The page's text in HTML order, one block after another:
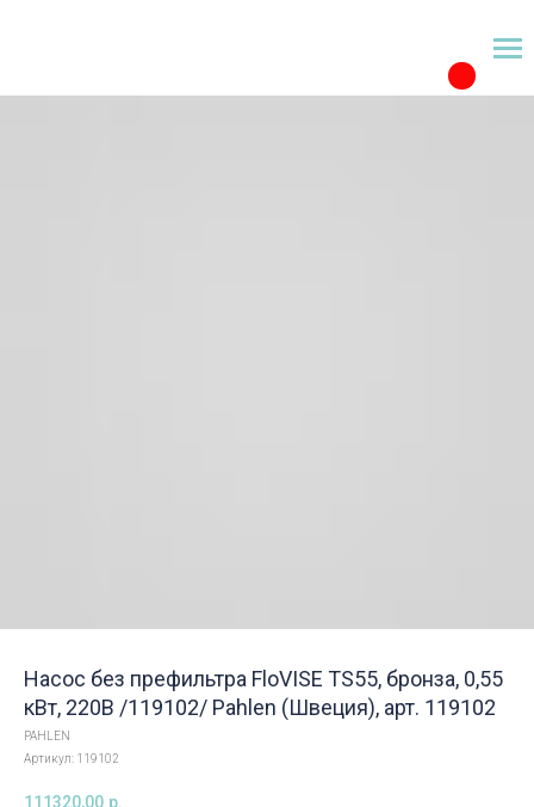
Насос без префильтра FloVISE TS55, бронза, 0,55
кВт, 220В /119102/ Pahlen (Швеция), арт. 119102
PAHLEN
Артикул: 119102
111320,00 р.